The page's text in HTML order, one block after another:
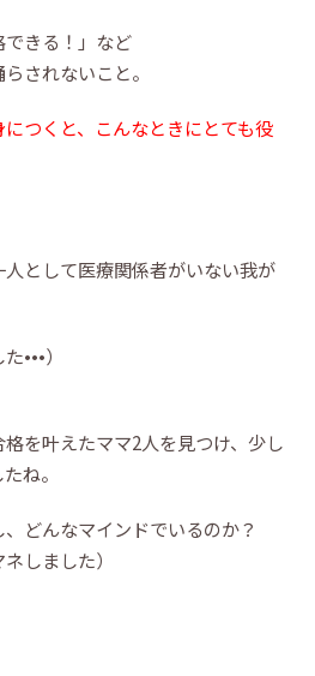
できる！」など
されないこと。
につくと、こんなときにとても役
として医療関係者がいない我が
•••）
を叶えたママ2人を見つけ、少し
ね。
、どんなマインドでいるのか？
しました）